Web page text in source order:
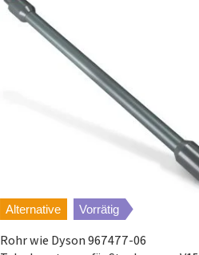
Alternative Vorrätig
Rohr wie Dyson 967477-06